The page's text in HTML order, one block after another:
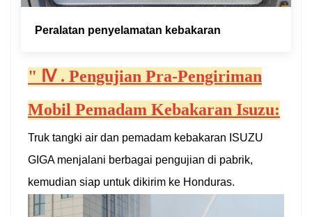
Peralatan penyelamatan kebakaran
" Ⅳ . Pengujian Pra-Pengiriman
Mobil Pemadam Kebakaran Isuzu:
Truk tangki air dan pemadam kebakaran ISUZU
GIGA menjalani berbagai pengujian di pabrik,
kemudian siap untuk dikirim ke Honduras.